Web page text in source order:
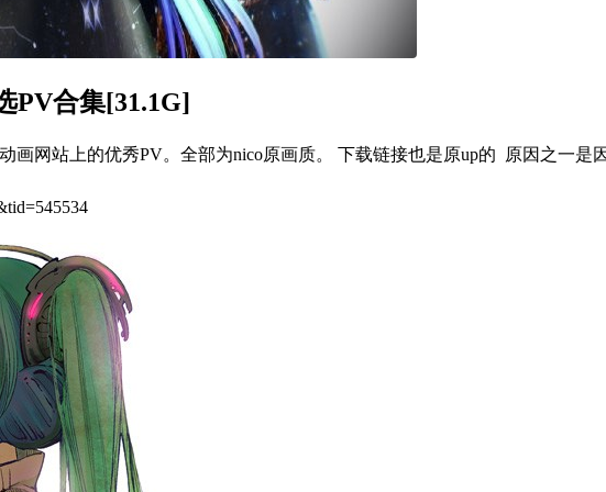
PV合集[31.1G]
画网站上的优秀PV。全部为nico原画质。 下载链接也是原up的 原因之一是